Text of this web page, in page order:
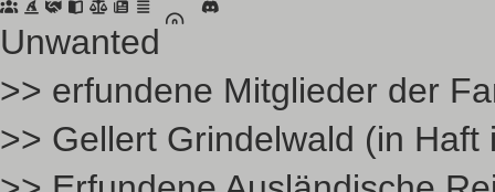
Unwanted
>> erfundene Mitglieder der
>> Gellert Grindelwald (in Haft